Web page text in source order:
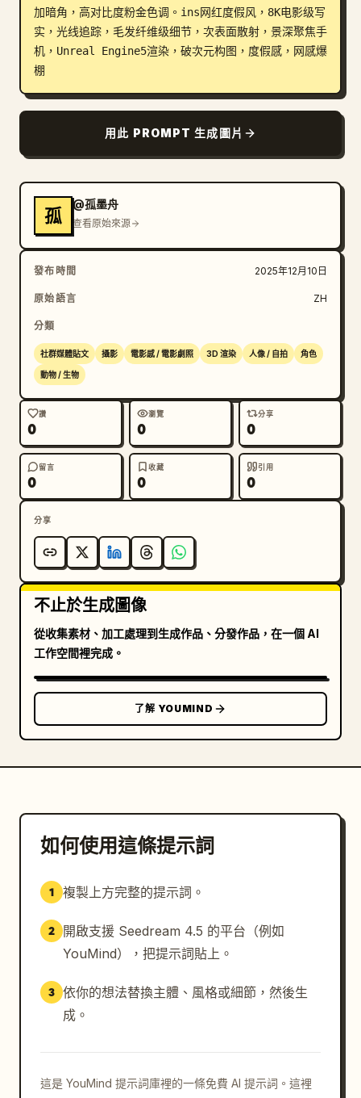
加暗角，高对比度粉金色调。ins网红度假风，8K电影级写
实，光线追踪，毛发纤维级细节，次表面散射，景深聚焦手
机，Unreal Engine5渲染，破次元构图，度假感，网感爆
棚
用此 PROMPT 生成圖片
孤
@孤墨舟
查看原始來源
發布時間 2025年12月10日
原始語言 ZH
分類
社群媒體貼文 攝影 電影感 / 電影劇照 3D 渲染 人像 / 自拍 角色
動物 / 生物
讚
0
瀏覽
0
分享
0
留言
0
收藏
0
引用
0
分享
不止於生成圖像
從收集素材、加工處理到生成作品、分發作品，在一個 AI
工作空間裡完成。
了解 YOUMIND
如何使用這條提示詞
1 複製上方完整的提示詞。
2
開啟支援 Seedream 4.5 的平台（例如
YouMind），把提示詞貼上。
3 依你的想法替換主體、風格或細節，然後生
成。
這是 YouMind 提示詞庫裡的一條免費 AI 提示詞。這裡